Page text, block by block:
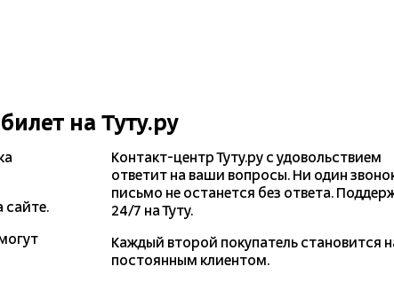
билет на Туту.ру
сайте.
Контакт-центр Туту.ру с удовольствием
ответит на ваши вопросы. Ни один
письмо не останется без ответа.
24/7 на Туту.
Каждый второй покупатель становится
постоянным клиентом.